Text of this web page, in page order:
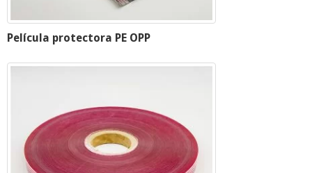
Película protectora PE OPP